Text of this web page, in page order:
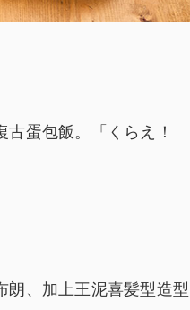
蛋包飯。「くらえ！
朗、加上王泥喜髪型造型